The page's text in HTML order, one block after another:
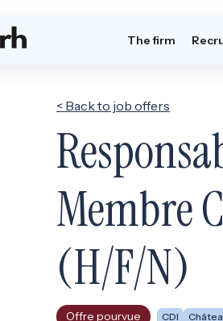
The firm
< Back to job offers
Membre
(H/F/N)
Offre pourvue CDI